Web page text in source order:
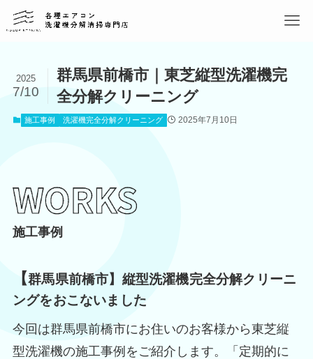
群馬県前橋市｜東芝縦型洗濯機完
全分解クリーニング
2025
7/10
施工事例 洗濯機完全分解クリーニング 2025年7月10日
施工事例
【群馬県前橋市】縦型洗濯機完全分解クリーニ
ングをおこないました
今回は群馬県前橋市にお住いのお客様から東芝縦
型洗濯機の施工事例をご紹介します。「定期的に